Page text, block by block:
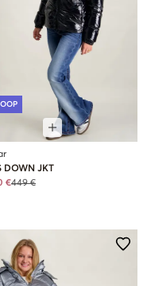
DOWN JKT
€449 €